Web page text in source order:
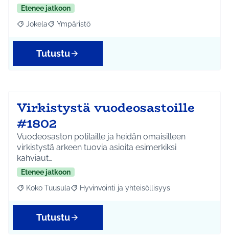
Etenee jatkoon
Rajaa tulokset aihepiirin mukaan: Jokela
Jokela Rajaa tulokset teeman mukaan: Ympäristö
Ympäristö
Tutustu
Virkistystä vuodeosastoille
#1802
Vuodeosaston potilaille ja heidän omaisilleen
virkistystä arkeen tuovia asioita esimerkiksi
kahviaut…
Etenee jatkoon
Rajaa tulokset aihepiirin mukaan: Koko Tuusula
Koko Tuusula Rajaa tulokset teeman mukaan: Hyvinvointi ja
Hyvinvointi ja yhteisöllisyys
Tutustu